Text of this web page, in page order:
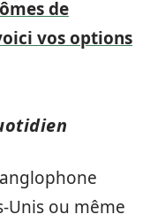
de
vos options
Unis ou même